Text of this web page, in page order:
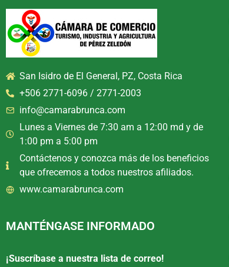
San Isidro de El General, PZ, Costa Rica
+506 2771-6096 / 2771-2003
info@camarabrunca.com
Lunes a Viernes de 7:30 am a 12:00 md y de
1:00 pm a 5:00 pm
Contáctenos y conozca más de los beneficios
que ofrecemos a todos nuestros afiliados.
www.camarabrunca.com
MANTÉNGASE INFORMADO
¡Suscríbase a nuestra lista de correo!